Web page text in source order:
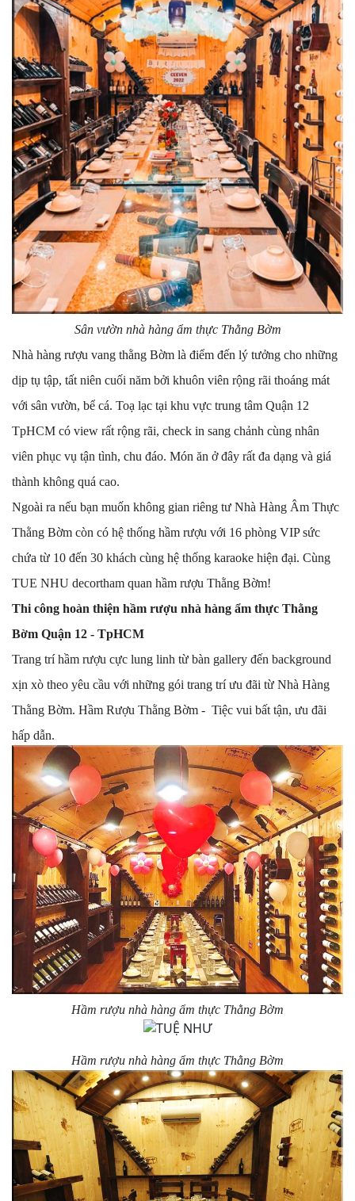
Sân vườn nhà hàng ẩm thực Thằng Bờm
Nhà hàng rượu vang thằng Bờm là điểm đến lý tưởng cho những
dịp tụ tập, tất niên cuối năm bởi khuôn viên rộng rãi thoáng mát
với sân vườn, bể cá. Toạ lạc tại khu vực trung tâm Quận 12
TpHCM có view rất rộng rãi, check in sang chảnh cùng nhân
viên phục vụ tận tình, chu đáo. Món ăn ở đây rất đa dạng và giá
thành không quá cao.
Ngoài ra nếu bạn muốn không gian riêng tư Nhà Hàng Âm Thực
Thằng Bờm còn có hệ thống hầm rượu với 16 phòng VIP sức
chứa từ 10 đến 30 khách cùng hệ thống karaoke hiện đại. Cùng
TUE NHU decortham quan hầm rượu Thằng Bờm!
Thi công hoàn thiện hầm rượu nhà hàng ẩm thực Thằng
Bờm Quận 12 - TpHCM
Trang trí hầm rượu cực lung linh từ bàn gallery đến background
xịn xò theo yêu cầu với những gói trang trí ưu đãi từ Nhà Hàng
Thằng Bờm. Hầm Rượu Thằng Bờm - Tiệc vui bất tận, ưu đãi
hấp dẫn.
Hầm rượu nhà hàng ẩm thực Thằng Bờm
Hầm rượu nhà hàng ẩm thực Thằng Bờm